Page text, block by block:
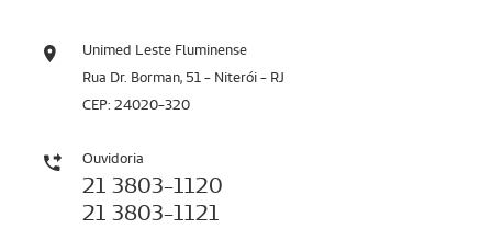
Unimed Leste Fluminense
Rua Dr. Borman, 51 - Niterói - RJ
CEP: 24020-320
Ouvidoria
21 3803-1120
21 3803-1121